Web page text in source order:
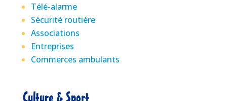
Télé-alarme
Sécurité routière
Associations
Entreprises
Commerces ambulants
Culture & Sport